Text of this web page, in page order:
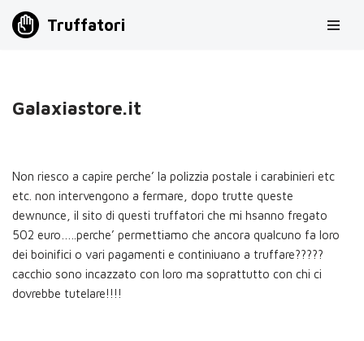
Truffatori
Galaxiastore.it
Non riesco a capire perche’ la polizzia postale i carabinieri etc
etc. non intervengono a fermare, dopo trutte queste
dewnunce, il sito di questi truffatori che mi hsanno fregato
502 euro…..perche’ permettiamo che ancora qualcuno fa loro
dei boinifici o vari pagamenti e continiuano a truffare?????
cacchio sono incazzato con loro ma soprattutto con chi ci
dovrebbe tutelare!!!!